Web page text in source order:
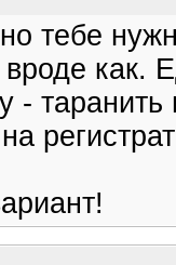
тебе
вроде как.
-